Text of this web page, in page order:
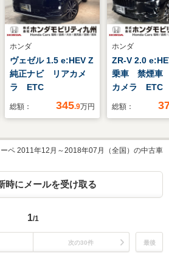
ホンダ
ヴェゼル 1.5 e:HEV Z
純正ナビ リアカメ
ラ ETC
総額： 345.9万円
ホンダ
ZR-V 2.0
乗車 禁煙車
カメラ ETC
総額：
ペ 2011年12月～2018年07月（全国）の中古車
時にメールを受け取る
1/1
次の30件 最後